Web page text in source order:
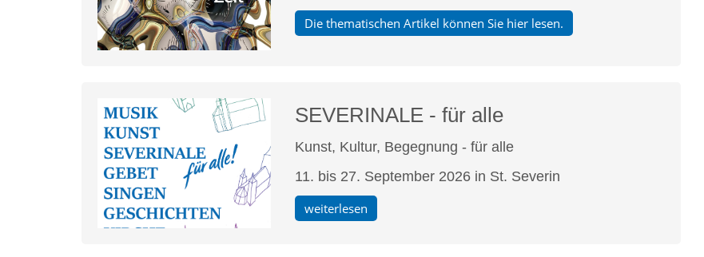
Die thematischen Artikel können Sie hier lesen.
SEVERINALE - für alle
Kunst, Kultur, Begegnung - für alle
11. bis 27. September 2026 in St. Severin
weiterlesen